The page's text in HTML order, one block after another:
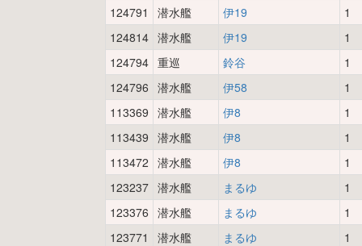
124791
潜水艦 伊19
1
124814 潜水艦 伊19
1
124794 重巡 鈴谷
1
124796 潜水艦 伊58
1
113369 潜水艦 伊8
1
113439 潜水艦 伊8
1
113472 潜水艦 伊8
1
123237 潜水艦 まるゆ
1
123376 潜水艦 まるゆ
1
123771
潜水艦 まるゆ
1